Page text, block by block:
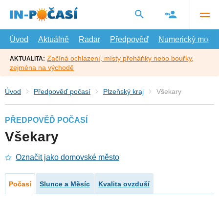
hlavní
Úvod
Aktuálně Radar Předpověď Numerický model
AKTUALITA: Začíná ochlazení, místy přeháňky nebo bouřky,
zejména na východě
Úvod Předpověď počasí Plzeňský kraj Všekary
PŘEDPOVĚĎ POČASÍ
Všekary
Označit jako domovské město
Počasí Slunce a Měsíc Kvalita ovzduší